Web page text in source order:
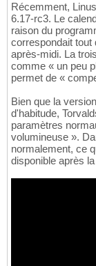
Récemment,
6.17-rc3. Le
raison du
correspondait tout
après-midi. La
comme « un peu
permet de «
Bien que la
d'habitude,
paramètres
volumineuse ».
normalement, ce
disponible après